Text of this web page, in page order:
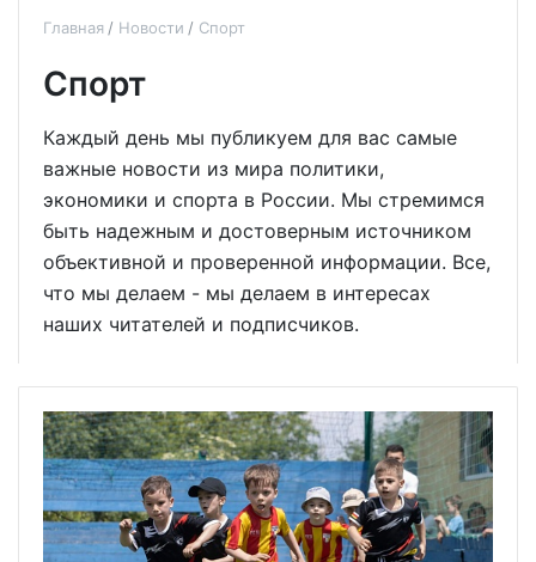
Главная Новости Спорт
Спорт
Каждый день мы публикуем для вас самые
важные новости из мира политики,
экономики и спорта в России. Мы стремимся
быть надежным и достоверным источником
объективной и проверенной информации. Все,
что мы делаем - мы делаем в интересах
наших читателей и подписчиков.